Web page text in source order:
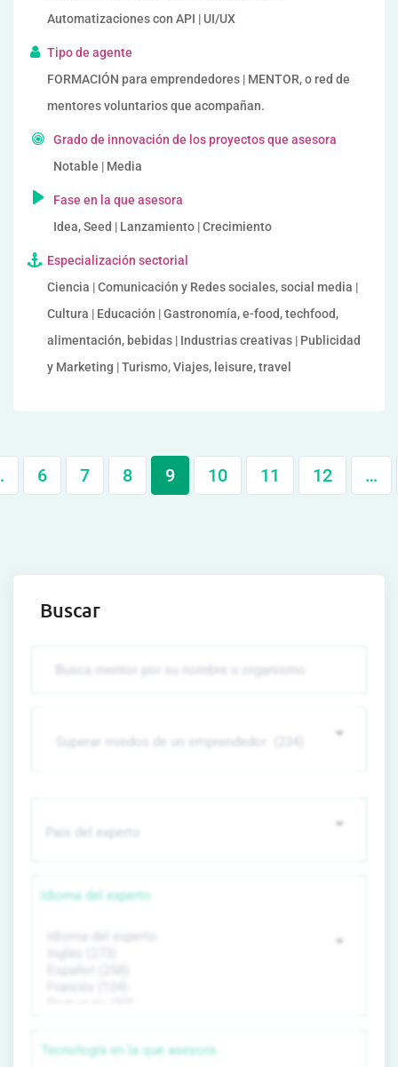
Automatizaciones con API | UI/UX
Tipo de agente
FORMACIÓN para emprendedores | MENTOR, o red de
mentores voluntarios que acompañan.
Grado de innovación de los proyectos que asesora
Notable | Media
Fase en la que asesora
Idea, Seed | Lanzamiento | Crecimiento
Especialización sectorial
Ciencia | Comunicación y Redes sociales, social media |
Cultura | Educación | Gastronomía, e-food, techfood,
alimentación, bebidas | Industrias creativas | Publicidad
y Marketing | Turismo, Viajes, leisure, travel
6 7 8 9 10 11 12 …
Buscar
Idioma del experto
Tecnología en la que asesora